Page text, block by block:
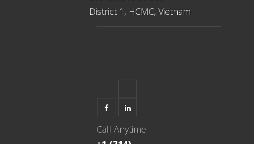
District 1, HCMC, Vietnam
Call Anytime